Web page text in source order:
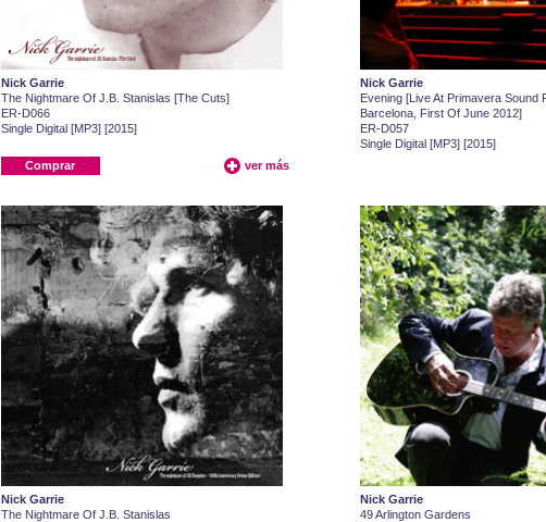
Nick Garrie
The Nightmare Of J.B. Stanislas [The Cuts]
ER-D066
Single Digital [MP3] [2015]
Comprar ver más
Nick Garrie
Evening [Live At Primavera Sound
Barcelona, First Of June 2012]
ER-D057
Single Digital [MP3] [2015]
Nick Garrie
The Nightmare Of J.B. Stanislas
Nick Garrie
49 Arlington Gardens